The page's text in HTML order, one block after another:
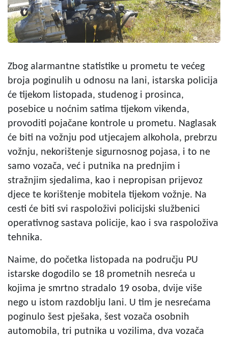
Zbog alarmantne statistike u prometu te većeg
broja poginulih u odnosu na lani, istarska policija
će tijekom listopada, studenog i prosinca,
posebice u noćnim satima tijekom vikenda,
provoditi pojačane kontrole u prometu. Naglasak
će biti na vožnju pod utjecajem alkohola, prebrzu
vožnju, nekorištenje sigurnosnog pojasa, i to ne
samo vozača, već i putnika na prednjim i
stražnjim sjedalima, kao i nepropisan prijevoz
djece te korištenje mobitela tijekom vožnje. Na
cesti će biti svi raspoloživi policijski službenici
operativnog sastava policije, kao i sva raspoloživa
tehnika.
Naime, do početka listopada na području PU
istarske dogodilo se 18 prometnih nesreća u
kojima je smrtno stradalo 19 osoba, dvije više
nego u istom razdoblju lani. U tim je nesrećama
poginulo šest pješaka, šest vozača osobnih
automobila, tri putnika u vozilima, dva vozača